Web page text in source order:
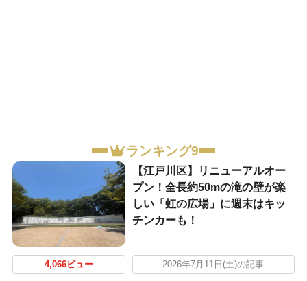
ランキング9
【江戸川区】リニューアルオー
プン！全長約50mの滝の壁が楽
しい「虹の広場」に週末はキッ
チンカーも！
4,066ビュー 2026年7月11日(土)の記事